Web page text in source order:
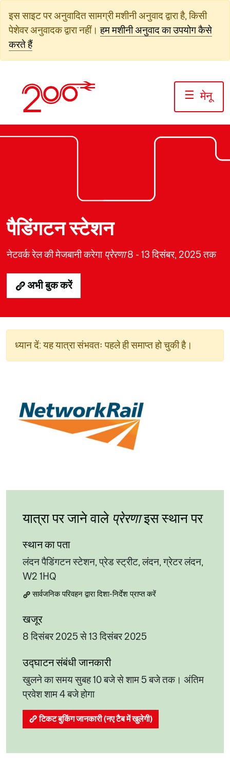
जाएं
इस साइट पर अनुवादित सामग्री मशीनी अनुवाद द्वारा है, किसी
पेशेवर अनुवादक द्वारा नहीं। हम मशीनी अनुवाद का उपयोग कैसे
करते हैं
☰ मेनू
पैडिंगटन स्टेशन
नेटवर्क रेल की मेजबानी करेगा प्रेरणा8 - 13 दिसंबर, 2025 तक
अभी बुक करें
ध्यान दें: यह यात्रा संभवतः पहले ही समाप्त हो चुकी है।
यात्रा पर जाने वाले प्रेरणाइस स्थान पर
स्थान का पता
लंदन पैडिंगटन स्टेशन, प्रेड स्ट्रीट, लंदन, ग्रेटर लंदन,
W2 1HQ
सार्वजनिक परिवहन द्वारा दिशा-निर्देश प्राप्त करें
खजूर
8 दिसंबर 2025 से 13 दिसंबर 2025
उद्घाटन संबंधी जानकारी
खुलने का समय सुबह 10 बजे से शाम 5 बजे तक। अंतिम
प्रवेश शाम 4 बजे होगा
टिकट बुकिंग जानकारी (नए टैब में खुलेगी)